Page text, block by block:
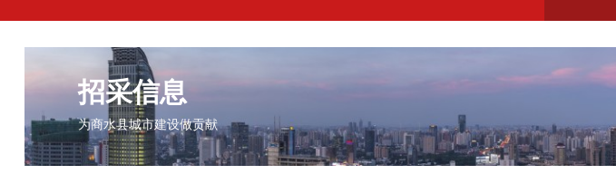
招采信息
为商水县城市建设做贡献